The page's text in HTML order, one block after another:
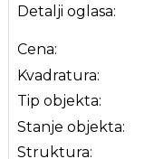
Detalji oglasa:
Cena:
Kvadratura:
Tip objekta:
Stanje objekta:
Struktura: